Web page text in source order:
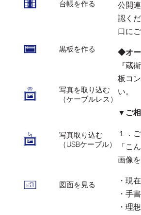
台帳を作る
黒板を作る
写真を取り込む
（ケーブルレス）
写真取り込む
（USBケーブル）
図面を見る
公開
認く
口に
◆オー
『蔵
板コ
い。
▼ご
１．
「こ
画像
・現
・手
・理